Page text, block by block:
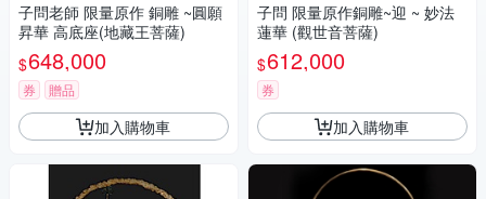
子問老師 限量原作 銅雕 ~圓願
昇華 高底座(地藏王菩薩)
$648,000
券 贈品
加入購物車
子問 限量原作銅雕~迎 ~ 妙法
蓮華 (觀世音菩薩)
$612,000
券
加入購物車